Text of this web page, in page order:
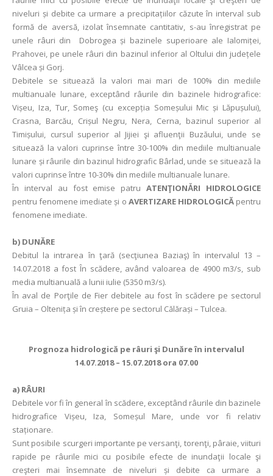
niveluri și debite ca urmare a precipitațiilor căzute în interval sub
formă de aversă, izolat însemnate cantitativ, s-au înregistrat pe
unele râuri din Dobrogea și bazinele superioare ale Ialomiței,
Prahovei, pe unele râuri din bazinul inferior al Oltului din județele
Vâlcea și Gorj.
Debitele se situează la valori mai mari de 100% din mediile
multianuale lunare, exceptând râurile din bazinele hidrografice:
Vișeu, Iza, Tur, Someş (cu excepția Someșului Mic și Lăpușului),
Crasna, Barcău, Crișul Negru, Nera, Cerna, bazinul superior al
Timișului, cursul superior al Jijiei şi afluenţii Buzăului, unde se
situează la valori cuprinse între 30-100% din mediile multianuale
lunare și râurile din bazinul hidrografic Bârlad, unde se situează la
valori cuprinse între 10-30% din mediile multianuale lunare.
În interval au fost emise patruATENŢIONǍRI HIDROLOGICE
pentru fenomene imediate și o AVERTIZARE HIDROLOGICĂ pentru
fenomene imediate.
b) DUNĂRE
Debitul la intrarea în ţară (secţiunea Baziaş) în intervalul 13 –
14.07.2018 a fost În scădere, având valoarea de 4900 m3/s, sub
media multianuală a lunii iulie (5350 m3/s).
În aval de Porţile de Fier debitele au fost în scădere pe sectorul
Gruia – Oltenița și în creștere pe sectorul Călărași – Tulcea.
Prognoza hidrologică pe râuri şi Dunăre în intervalul
14.07.2018 – 15.07.2018 ora 07.00
a) RÂURI
Debitele vor fi în general în scădere, exceptând râurile din bazinele
hidrografice Vișeu, Iza, Someșul Mare, unde vor fi relativ
staționare.
Sunt posibile scurgeri importante pe versanţi, torenţi, pâraie, viituri
rapide pe râurile mici cu posibile efecte de inundaţii locale şi
creşteri mai însemnate de niveluri și debite ca urmare a